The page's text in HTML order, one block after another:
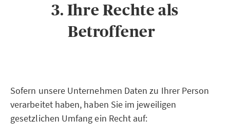
3. Ihre Rechte als
Betroffener
Sofern unsere Unternehmen Daten zu Ihrer Person
verarbeitet haben, haben Sie im jeweiligen
gesetzlichen Umfang ein Recht auf: